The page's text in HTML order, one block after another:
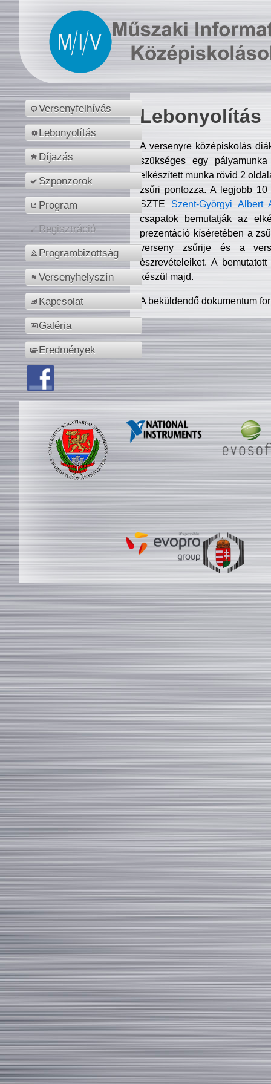
Versenyfelhívás
Lebonyolítás
Díjazás
Szponzorok
Program
Regisztráció
Programbizottság
Versenyhelyszín
Kapcsolat
Galéria
Eredmények
Lebonyolítás
A versenyre középiskolás
szükséges egy
elkészített munka rövid 2
zsűri pontozza. A legjobb
SZTE Szent-Györgyi Albert
csapatok bemutatják az
prezentáció kíséretében a
verseny zsűrije és a
észrevételeiket. A
készül majd.
A beküldendő dokumentum